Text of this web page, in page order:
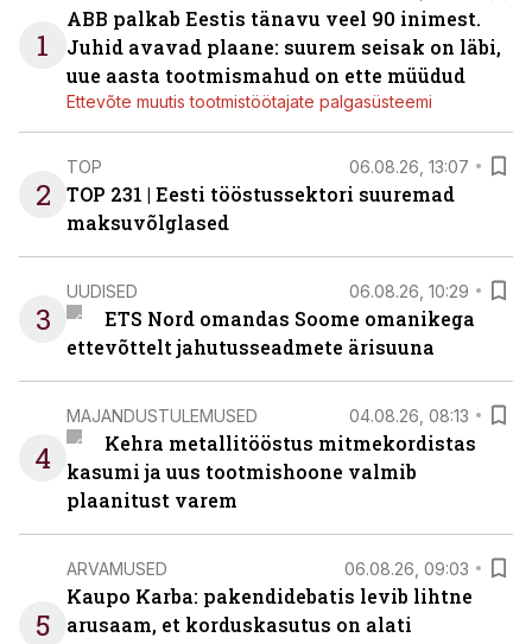
1
ABB palkab Eestis tänavu veel 90 inimest.
Juhid avavad plaane: suurem seisak on läbi,
uue aasta tootmismahud on ette müüdud
Ettevõte muutis tootmistöötajate palgasüsteemi
2
TOP 06.08.26, 13:07
TOP 231 | Eesti tööstussektori suuremad
maksuvõlglased
3
UUDISED 06.08.26, 10:29
ETS Nord omandas Soome omanikega
ettevõttelt jahutusseadmete ärisuuna
4
MAJANDUSTULEMUSED 04.08.26, 08:13
Kehra metallitööstus mitmekordistas
kasumi ja uus tootmishoone valmib
plaanitust varem
5
ARVAMUSED 06.08.26, 09:03
Kaupo Karba: pakendidebatis levib lihtne
arusaam, et korduskasutus on alati